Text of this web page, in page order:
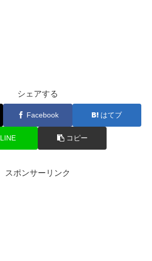
シェアする
Facebook はてブ
LINE コピー
スポンサーリンク